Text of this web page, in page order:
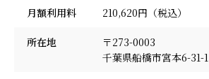
月額利用料 210,620円（税込）
所在地
〒273-0003
千葉県船橋市宮本6-31-1